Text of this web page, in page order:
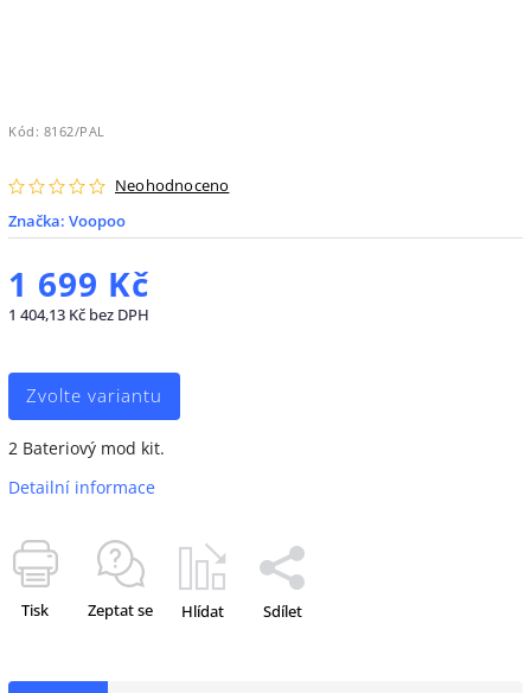
Kód: 8162/PAL
Neohodnoceno
Značka: Voopoo
1 699 Kč
1 404,13 Kč bez DPH
Zvolte variantu
2 Bateriový mod kit.
Detailní informace
Tisk Zeptat se Hlídat Sdílet